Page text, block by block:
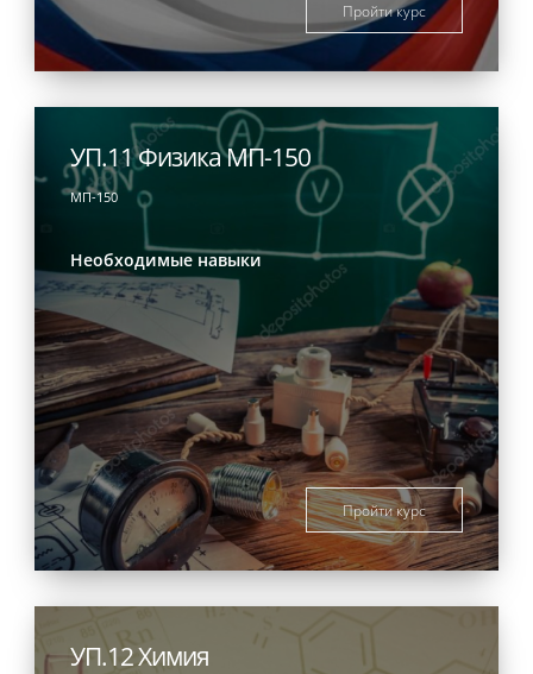
Пройти курс
УП.11 Физика МП-150
МП-150
Необходимые навыки
Пройти курс
УП.12 Химия